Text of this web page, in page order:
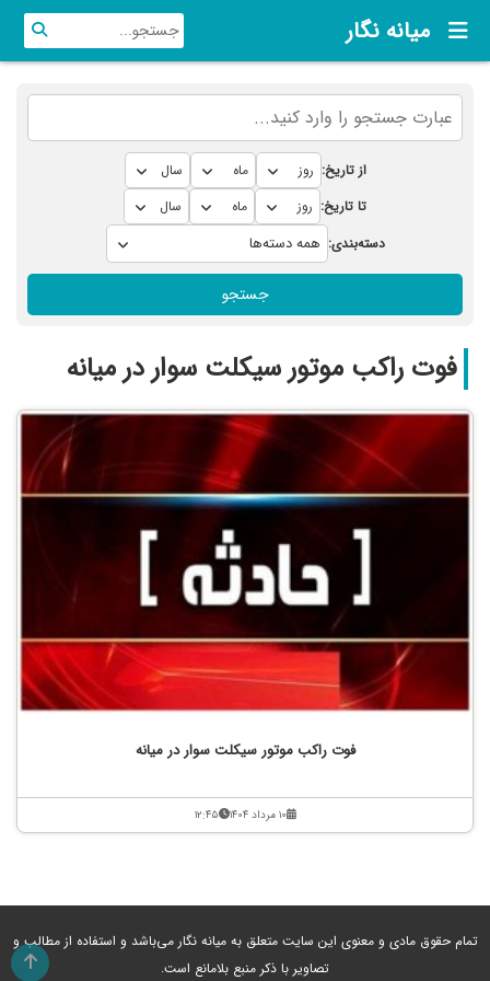
میانه نگار
از تاریخ:
تا تاریخ:
دسته‌بندی:
جستجو
فوت راکب موتور سیکلت سوار در میانه
فوت راکب موتور سیکلت سوار در میانه
۱۰ مرداد ۱۴۰۴ ۱۲:۴۵
تمام حقوق مادی و معنوی این سایت متعلق به میانه نگار می‌باشد و استفاده از مطالب و
تصاویر با ذکر منبع بلامانع است.